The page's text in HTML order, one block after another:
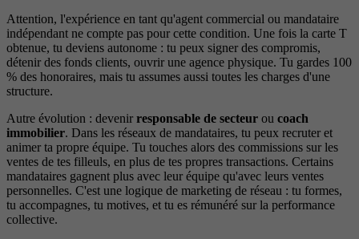
Attention, l'expérience en tant qu'agent commercial ou mandataire
indépendant ne compte pas pour cette condition. Une fois la carte T
obtenue, tu deviens autonome : tu peux signer des compromis,
détenir des fonds clients, ouvrir une agence physique. Tu gardes 100
% des honoraires, mais tu assumes aussi toutes les charges d'une
structure.
Autre évolution : devenir responsable de secteur ou coach
immobilier. Dans les réseaux de mandataires, tu peux recruter et
animer ta propre équipe. Tu touches alors des commissions sur les
ventes de tes filleuls, en plus de tes propres transactions. Certains
mandataires gagnent plus avec leur équipe qu'avec leurs ventes
personnelles. C'est une logique de marketing de réseau : tu formes,
tu accompagnes, tu motives, et tu es rémunéré sur la performance
collective.